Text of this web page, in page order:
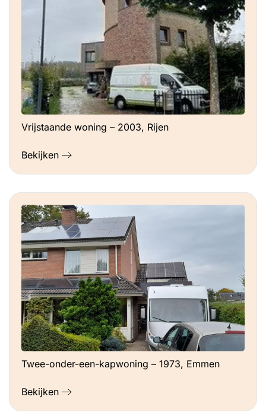
Vrijstaande woning – 2003, Rijen
Bekijken
Twee-onder-een-kapwoning – 1973, Emmen
Bekijken